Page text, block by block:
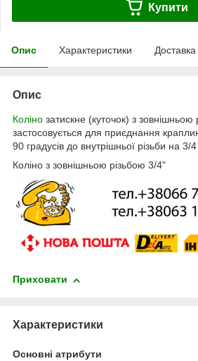
Купити
Опис Характеристики Доставка
Опис
Коліно затискне (куточок) з зовнішньою
застосовується для приєднання
90 градусів до внутрішньої різьби на 3/4
Коліно з зовнішньою різьбою 3/4"
Приховати
Характеристики
Основні атрибути